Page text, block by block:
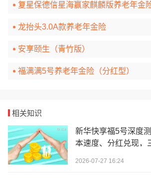
复星保德信星海赢家麒麟版养老年金
龙抬头3.0A款养老年金险
安享颐生（青竹版）
福满满5号养老年金险（分红型）
相关知识
新华快享福5号深度
本速度、分红兑现，
2026-07-27 16:24